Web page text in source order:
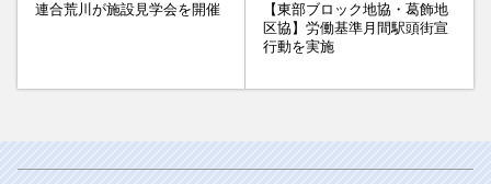
連合荒川が施設見学会を開催
【東部ブロック地協・葛飾地
区協】労働基準月間駅頭街宣
行動を実施